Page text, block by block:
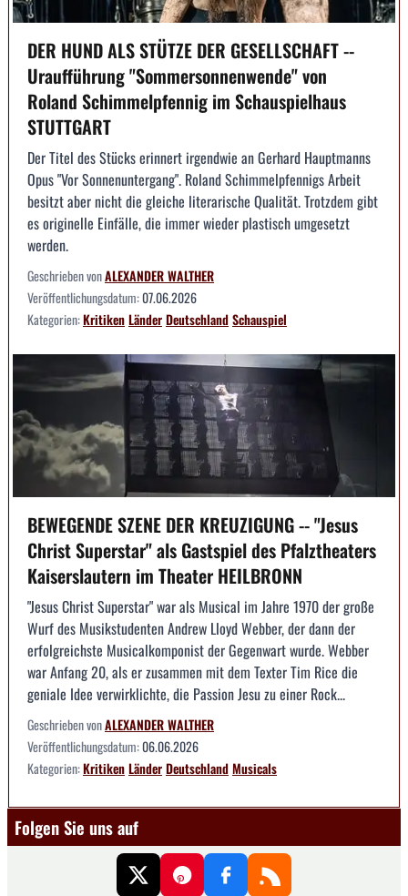
DER HUND ALS STÜTZE DER GESELLSCHAFT --
Uraufführung "Sommersonnenwende" von
Roland Schimmelpfennig im Schauspielhaus
STUTTGART
Der Titel des Stücks erinnert irgendwie an Gerhard Hauptmanns
Opus "Vor Sonnenuntergang". Roland Schimmelpfennigs Arbeit
besitzt aber nicht die gleiche literarische Qualität. Trotzdem gibt
es originelle Einfälle, die immer wieder plastisch umgesetzt
werden.
Geschrieben vonALEXANDER WALTHER
Veröffentlichungsdatum:07.06.2026
Kategorien:KritikenLänderDeutschlandSchauspiel
BEWEGENDE SZENE DER KREUZIGUNG -- "Jesus
Christ Superstar" als Gastspiel des Pfalztheaters
Kaiserslautern im Theater HEILBRONN
"Jesus Christ Superstar" war als Musical im Jahre 1970 der große
Wurf des Musikstudenten Andrew Lloyd Webber, der dann der
erfolgreichste Musicalkomponist der Gegenwart wurde. Webber
war Anfang 20, als er zusammen mit dem Texter Tim Rice die
geniale Idee verwirklichte, die Passion Jesu zu einer Rock...
Geschrieben vonALEXANDER WALTHER
Veröffentlichungsdatum:06.06.2026
Kategorien:KritikenLänderDeutschlandMusicals
Folgen Sie uns auf